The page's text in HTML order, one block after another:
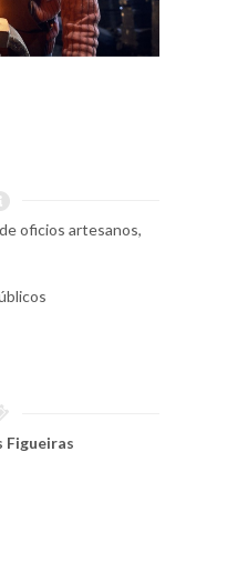
oficios artesanos,
Figueiras